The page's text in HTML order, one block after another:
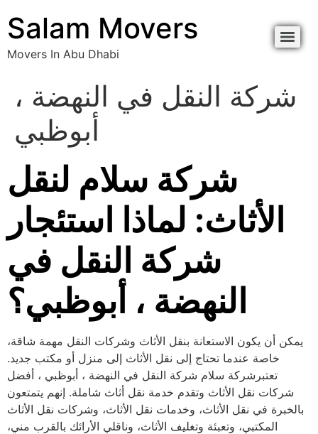
Salam Movers
Movers In Abu Dhabi
شركة النقل في النهضة ،
أبوظبي
شركة سلام لنقل
الأثاث: لماذا استئجار
شركة النقل في
النهضة ، أبوظبي؟
يمكن أن يكون الاستعانة بنقل الأثاث وشركات النقل مهمة شاقة،
خاصة عندما تحتاج إلى نقل الأثاث إلى منزل أو مكتب جديد.
تعتبرشركة سلام شركة النقل في النهضة ، أبوظبي ، أفضل
شركات نقل الأثاث وتقدم خدمة نقل أثاث شاملة. إنهم يتمتعون
بالخبرة في نقل الأثاث، وخدمات نقل الأثاث، وشركات نقل الأثاث
المكتبي، وتعبئة وتغليف الأثاث، وناقلي الأرائك بالقرب مني،